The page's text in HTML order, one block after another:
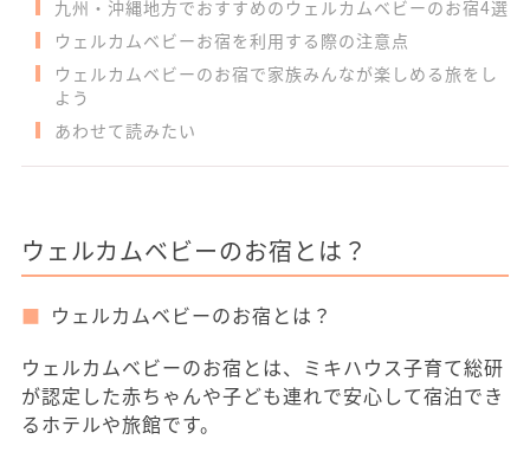
九州・沖縄地方でおすすめのウェルカムベビーのお宿4選
ウェルカムベビーお宿を利用する際の注意点
ウェルカムベビーのお宿で家族みんなが楽しめる旅をし
よう
あわせて読みたい
ウェルカムベビーのお宿とは？
ウェルカムベビーのお宿とは？
ウェルカムベビーのお宿とは、ミキハウス子育て総研
が認定した赤ちゃんや子ども連れで安心して宿泊でき
るホテルや旅館です。